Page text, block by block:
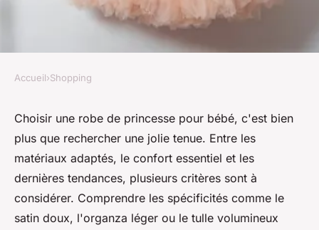
SHOPPING
Quelles sont les spécificités à
savoir pour une robe de
princesse bébé ?
Louane•1 août 2024•5 min de lecture
Accueil›Shopping
Choisir une robe de princesse pour bébé, c'est bien
plus que rechercher une jolie tenue. Entre les
matériaux adaptés, le confort essentiel et les
dernières tendances, plusieurs critères sont à
considérer. Comprendre les spécificités comme le
satin doux, l'organza léger ou le tulle volumineux